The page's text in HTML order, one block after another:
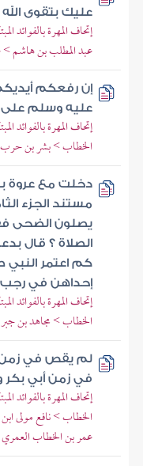
عليك بتقوى الله
إتحاف المهرة بالفوائد
عبد المطلب بن هاشم
إن رفعكم
عليه وسلم على
إتحاف المهرة بالفوائد
الخطاب > بشر بن حرب
دخلت مع عروة بن
مستند الجزء
يصلون الضحى
الصلاة ؟ قال
كم اعتمر النبي
إحداهن في رجب
إتحاف المهرة بالفوائد
الخطاب > مجاهد بن
لم يقص في زمن
في زمن أبي بكر
إتحاف المهرة بالفوائد
الخطاب > نافع مولى
عمر بن الخطاب العمري